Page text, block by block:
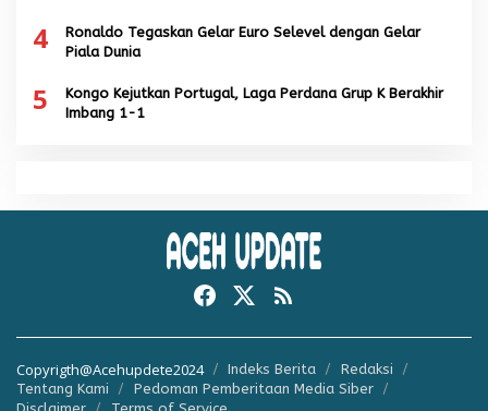
4
Ronaldo Tegaskan Gelar Euro Selevel dengan Gelar
Piala Dunia
5
Kongo Kejutkan Portugal, Laga Perdana Grup K Berakhir
Imbang 1-1
Copyrigth@Acehupdete2024 Indeks Berita
Redaksi
Tentang Kami
Pedoman Pemberitaan Media Siber